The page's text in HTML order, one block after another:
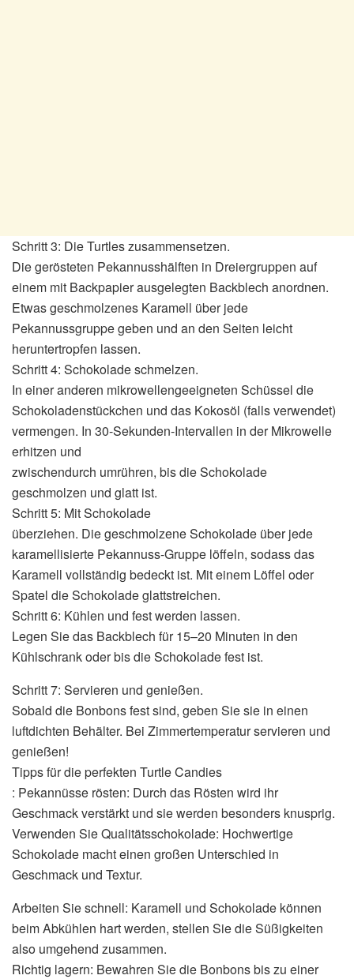
Schritt 3: Die Turtles zusammensetzen.
Die gerösteten Pekannusshälften in Dreiergruppen auf
einem mit Backpapier ausgelegten Backblech anordnen.
Etwas geschmolzenes Karamell über jede
Pekannussgruppe geben und an den Seiten leicht
heruntertropfen lassen.
Schritt 4: Schokolade schmelzen.
In einer anderen mikrowellengeeigneten Schüssel die
Schokoladenstückchen und das Kokosöl (falls verwendet)
vermengen. In 30-Sekunden-Intervallen in der Mikrowelle
erhitzen und
zwischendurch umrühren, bis die Schokolade
geschmolzen und glatt ist.
Schritt 5: Mit Schokolade
überziehen. Die geschmolzene Schokolade über jede
karamellisierte Pekannuss-Gruppe löffeln, sodass das
Karamell vollständig bedeckt ist. Mit einem Löffel oder
Spatel die Schokolade glattstreichen.
Schritt 6: Kühlen und fest werden lassen.
Legen Sie das Backblech für 15–20 Minuten in den
Kühlschrank oder bis die Schokolade fest ist.
Schritt 7: Servieren und genießen.
Sobald die Bonbons fest sind, geben Sie sie in einen
luftdichten Behälter. Bei Zimmertemperatur servieren und
genießen!
Tipps für die perfekten Turtle Candies
: Pekannüsse rösten: Durch das Rösten wird ihr
Geschmack verstärkt und sie werden besonders knusprig.
Verwenden Sie Qualitätsschokolade: Hochwertige
Schokolade macht einen großen Unterschied in
Geschmack und Textur.
Arbeiten Sie schnell: Karamell und Schokolade können
beim Abkühlen hart werden, stellen Sie die Süßigkeiten
also umgehend zusammen.
Richtig lagern: Bewahren Sie die Bonbons bis zu einer